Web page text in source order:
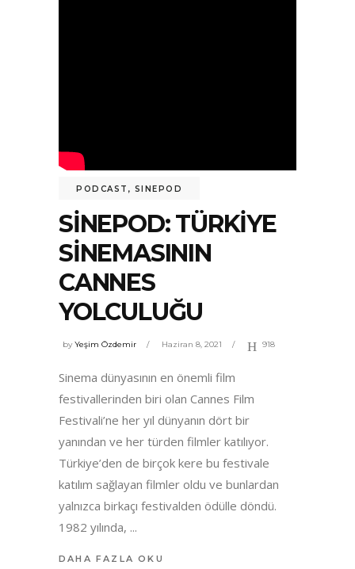
PODCAST , SINEPOD
SINEPOD: TÜRKIYE
SINEMASININ
CANNES
YOLCULUĞU
byYeşim Özdemir Haziran 8, 2021 918
Sinema dünyasının en önemli film
festivallerinden biri olan Cannes Film
Festivali’ne her yıl dünyanın dört bir
yanından ve her türden filmler katılıyor.
Türkiye’den de birçok kere bu festivale
katılım sağlayan filmler oldu ve bunlardan
yalnızca birkaçı festivalden ödülle döndü.
1982 yılında,
DAHA FAZLA OKU